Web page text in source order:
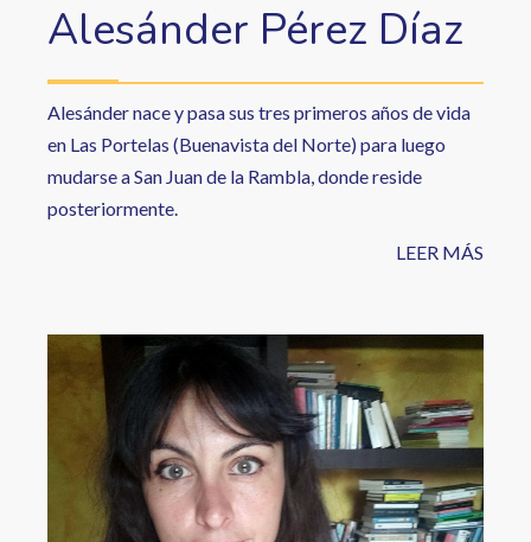
Alesánder Pérez Díaz
Alesánder nace y pasa sus tres primeros años de vida
en Las Portelas (Buenavista del Norte) para luego
mudarse a San Juan de la Rambla, donde reside
posteriormente.
LEER MÁS